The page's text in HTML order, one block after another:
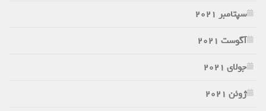
سپتامبر 2021
آگوست 2021
جولای 2021
ژوئن 2021